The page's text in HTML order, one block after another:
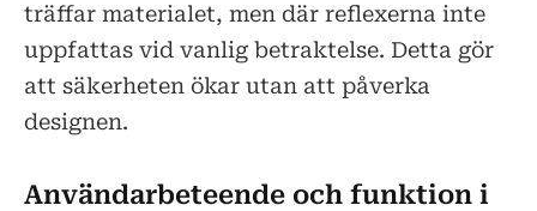
träffar materialet, men där reflexerna inte
uppfattas vid vanlig betraktelse. Detta gör
att säkerheten ökar utan att påverka
designen.
Användarbeteende och funktion i